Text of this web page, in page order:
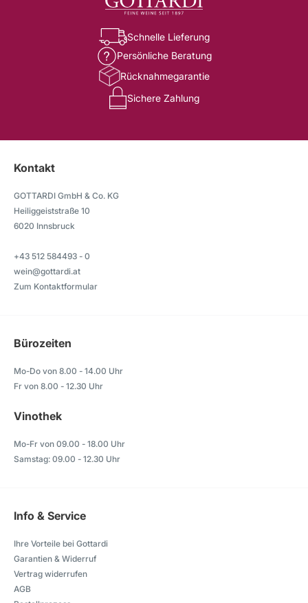
Schnelle Lieferung
Persönliche Beratung
Rücknahmegarantie
Sichere Zahlung
Kontakt
GOTTARDI GmbH & Co. KG
Heiliggeiststraße 10
6020 Innsbruck
+43 512 584493 - 0
wein@gottardi.at
Zum Kontaktformular
Bürozeiten
Mo-Do von 8.00 - 14.00 Uhr
Fr von 8.00 - 12.30 Uhr
Vinothek
Mo-Fr von 09.00 - 18.00 Uhr
Samstag: 09.00 - 12.30 Uhr
Info & Service
Ihre Vorteile bei Gottardi
Garantien & Widerruf
Vertrag widerrufen
AGB